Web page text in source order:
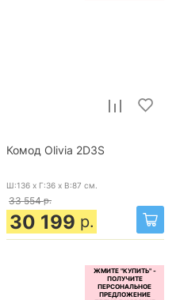
Комод Olivia 2D3S
Ш:136 x Г:36 x В:87 см.
33 554 р.
30 199 р.